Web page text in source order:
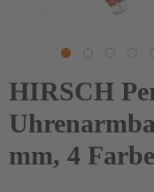
HIRSCH
mm, 4